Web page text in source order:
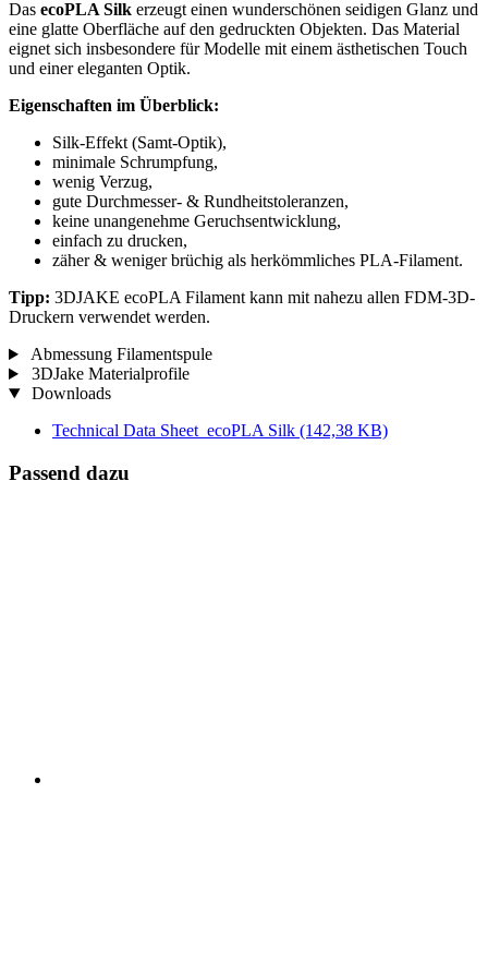
Das ecoPLA Silk erzeugt einen wunderschönen seidigen Glanz und
eine glatte Oberfläche auf den gedruckten Objekten. Das Material
eignet sich insbesondere für Modelle mit einem ästhetischen Touch
und einer eleganten Optik.
Eigenschaften im Überblick:
Silk-Effekt (Samt-Optik),
minimale Schrumpfung,
wenig Verzug,
gute Durchmesser- & Rundheitstoleranzen,
keine unangenehme Geruchsentwicklung,
einfach zu drucken,
zäher & weniger brüchig als herkömmliches PLA-Filament.
Tipp: 3DJAKE ecoPLA Filament kann mit nahezu allen FDM-3D-
Druckern verwendet werden.
Abmessung Filamentspule
3DJake Materialprofile
Downloads
Technical Data Sheet_ecoPLA Silk (142,38 KB)
Passend dazu